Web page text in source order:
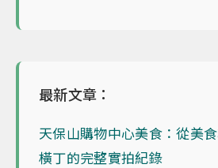
最新文章：
天保山購物中心美食：從美
橫丁的完整實拍紀錄